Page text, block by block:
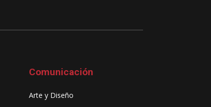
Comunicación
Arte y Diseño